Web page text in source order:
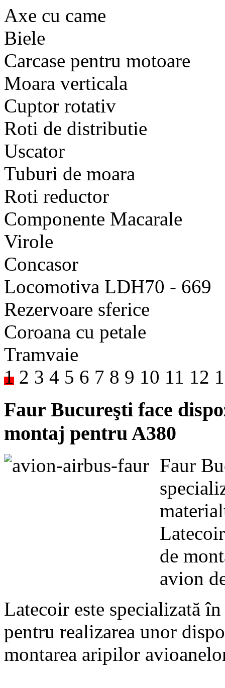
Axe cu came
Biele
Carcase pentru motoare
Moara verticala
Cuptor rotativ
Roti de distributie
Uscator
Tuburi de moara
Roti reductor
Componente Macarale
Virole
Concasor
Locomotiva LDH70 - 669
Rezervoare sferice
Coroana cu petale
Tramvaie
1 2 3 4 5 6 7 8 9 10 11 12
Faur Bucureşti face
montaj pentru A380
Faur
de
avion
Latecoir este specializată
pentru realizarea unor
montarea aripilor